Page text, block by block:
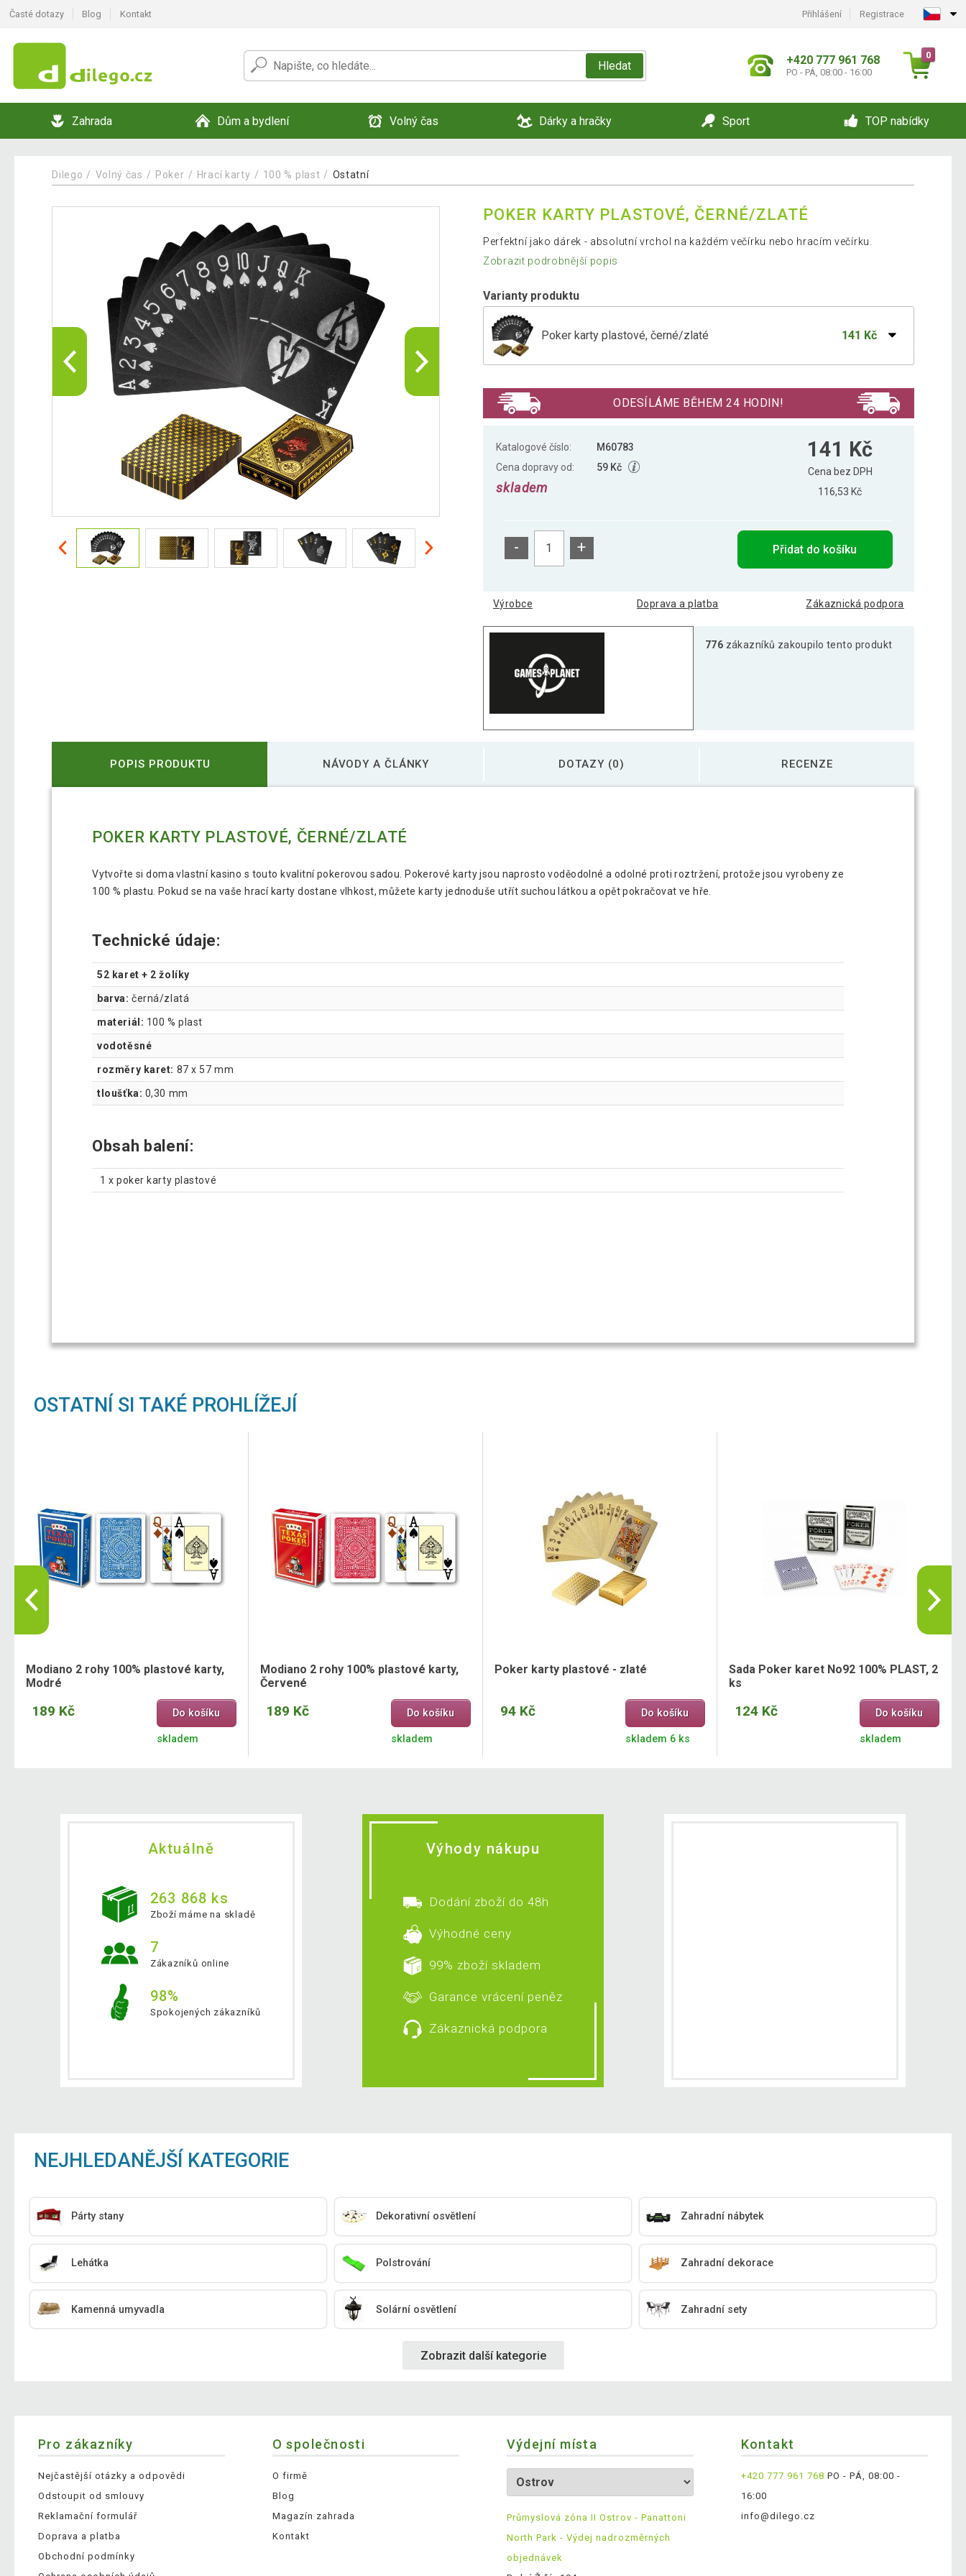
Časté dotazy Blog Kontakt Přihlášení Registrace
Hledat +420 777 961 768
PO - PÁ, 08:00 - 16:00
0
Zahrada Dům a bydlení Volný čas Dárky a hračky Sport TOP nabídky
Dilego Volný čas Poker Hrací karty 100 % plast Ostatní
POKER KARTY PLASTOVÉ, ČERNÉ/ZLATÉ
Perfektní jako dárek - absolutní vrchol na každém večírku nebo hracím večírku.
Zobrazit podrobnější popis
Varianty produktu
Poker karty plastové, černé/zlaté 141 Kč
ODESÍLÁME BĚHEM 24 HODIN!
Katalogové číslo:
M60783
Cena dopravy od:
59 Kč
skladem
141 Kč
Cena bez DPH
116,53 Kč
- + Přidat do košíku
Výrobce Doprava a platba Zákaznická podpora
776 zákazníků zakoupilo tento produkt
POPIS PRODUKTU NÁVODY A ČLÁNKY DOTAZY (0) RECENZE
POKER KARTY PLASTOVÉ, ČERNÉ/ZLATÉ
Vytvořte si doma vlastní kasino s touto kvalitní pokerovou sadou. Pokerové karty jsou naprosto voděodolné a odolné proti roztržení, protože jsou vyrobeny ze
100 % plastu. Pokud se na vaše hrací karty dostane vlhkost, můžete karty jednoduše utřít suchou látkou a opět pokračovat ve hře.
Technické údaje:
52 karet + 2 žolíky
barva: černá/zlatá
materiál: 100 % plast
vodotěsné
rozměry karet: 87 x 57 mm
tloušťka: 0,30 mm
Obsah balení:
1 x poker karty plastové
OSTATNÍ SI TAKÉ PROHLÍŽEJÍ
Modiano 2 rohy 100% plastové karty,
Modré
189 Kč Do košíku
skladem
Modiano 2 rohy 100% plastové karty,
Červené
189 Kč Do košíku
skladem
Poker karty plastové - zlaté
94 Kč Do košíku
skladem 6 ks
Sada Poker karet No92 100% PLAST, 2
ks
124 Kč Do košíku
skladem
Aktuálně
263 868 ks
Zboží máme na skladě
7
Zákazníků online
98%
Spokojených zákazníků
Výhody nákupu
Dodání zboží do 48h
Výhodné ceny
99% zboží skladem
Garance vrácení peněz
Zákaznická podpora
NEJHLEDANĚJŠÍ KATEGORIE
Párty stany Dekorativní osvětlení Zahradní nábytek
Lehátka Polstrování Zahradní dekorace
Kamenná umyvadla Solární osvětlení Zahradní sety
Zobrazit další kategorie
Pro zákazníky
Nejčastější otázky a odpovědi
Odstoupit od smlouvy
Reklamační formulář
Doprava a platba
Obchodní podmínky
O společnosti
O firmě
Blog
Magazín zahrada
Kontakt
Výdejní místa
Průmyslová zóna II Ostrov - Panattoni
North Park - Výdej nadrozměrných
objednávek
Kontakt
+420 777 961 768 PO - PÁ, 08:00 -
16:00
info@dilego.cz